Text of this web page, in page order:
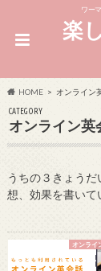
ワー
楽
HOME オンライン
CATEGORY
オンライン英
うちの３きょう
想、効果を書いて
オンライ